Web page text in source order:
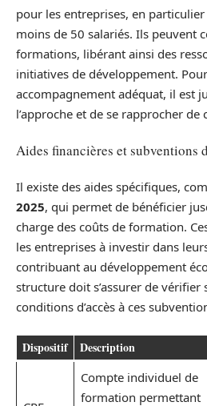
pour les entreprises, en
moins de 50 salariés. Ils peuvent
formations, libérant ainsi des
initiatives de développement.
accompagnement adéquat, il est
l’approche et de se rapprocher de
Aides financières et subventions
Il existe des aides spécifiques,
2025, qui permet de bénéficier
charge des coûts de formation.
les entreprises à investir dans
contribuant au développement
structure doit s’assurer de
conditions d’accès à ces
Dispositif Description
Compte individuel de
formation permettant